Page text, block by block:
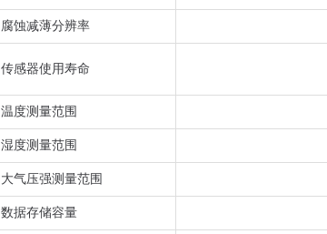
腐蚀减薄分辨率
传感器使用寿命
温度测量范围
湿度测量范围
大气压强测量范围
数据存储容量